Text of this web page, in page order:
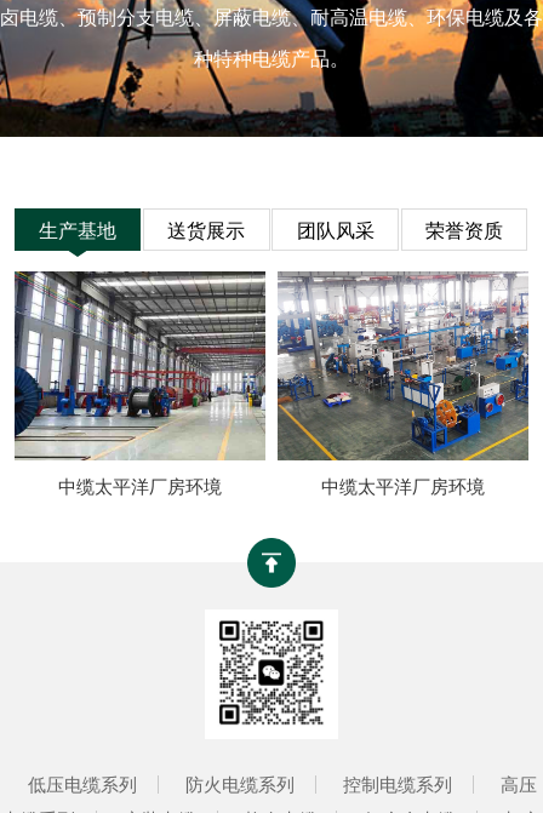
卤电缆、预制分支电缆、屏蔽电缆、耐高温电缆、环保电缆及各
种特种电缆产品。
生产基地 送货展示 团队风采 荣誉资质
中缆太平洋厂房环境 中缆太平洋厂房环境
低压电缆系列 防火电缆系列 控制电缆系列
高压